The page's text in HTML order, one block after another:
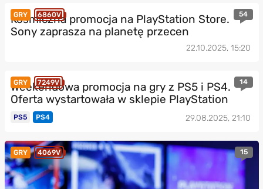
GRY 6860V 54
Kosmiczna promocja na PlayStation Store.
Sony zaprasza na planetę przecen
22.10.2025, 15:20
GRY 7249V 14
Weekendowa promocja na gry z PS5 i PS4.
Oferta wystartowała w sklepie PlayStation
PS5 PS4 29.08.2025, 21:10
GRY 4069V 15